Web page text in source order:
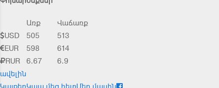
Առք
Վաճառք
USD
505
513
EUR
598
614
RUR
6.67
6.9
ավելին